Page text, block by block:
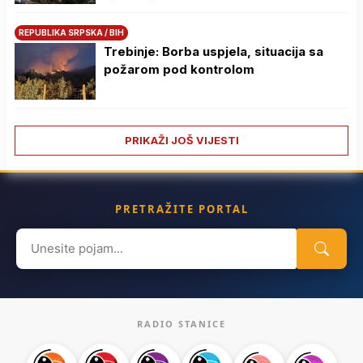
REPUBLIKA SRPSKA / BIH
Trebinje: Borba uspjela, situacija sa
požarom pod kontrolom
PRIKAŽI JOŠ VIJESTI
PRETRAŽITE PORTAL
Search
for:
RADIO STANICE